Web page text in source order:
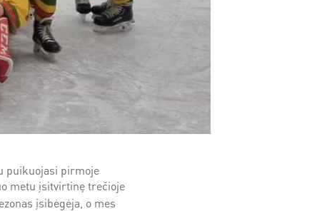
puikuojasi pirmoje
metu įsitvirtinę trečioje
įsibėgėja, o mes